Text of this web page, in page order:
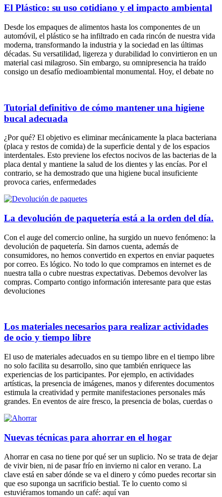
El Plástico: su uso cotidiano y el impacto ambiental
Desde los empaques de alimentos hasta los componentes de un
automóvil, el plástico se ha infiltrado en cada rincón de nuestra vida
moderna, transformando la industria y la sociedad en las últimas
décadas. Su versatilidad, ligereza y durabilidad lo convirtieron en un
material casi milagroso. Sin embargo, su omnipresencia ha traído
consigo un desafío medioambiental monumental. Hoy, el debate no
Tutorial definitivo de cómo mantener una higiene
bucal adecuada
¿Por qué? El objetivo es eliminar mecánicamente la placa bacteriana
(placa y restos de comida) de la superficie dental y de los espacios
interdentales. Esto previene los efectos nocivos de las bacterias de la
placa dental y mantiene la salud de los dientes y las encías. Por el
contrario, se ha demostrado que una higiene bucal insuficiente
provoca caries, enfermedades
La devolución de paquetería está a la orden del día.
Con el auge del comercio online, ha surgido un nuevo fenómeno: la
devolución de paquetería. Sin darnos cuenta, además de
consumidores, no hemos convertido en expertos en enviar paquetes
por correo. Es lógico. No todo lo que compramos en internet es de
nuestra talla o cubre nuestras expectativas. Debemos devolver las
compras. Comparto contigo información interesante para que estas
devoluciones
Los materiales necesarios para realizar actividades
de ocio y tiempo libre
El uso de materiales adecuados en su tiempo libre en el tiempo libre
no solo facilita su desarrollo, sino que también enriquece las
experiencias de los participantes. Por ejemplo, en actividades
artísticas, la presencia de imágenes, manos y diferentes documentos
estimula la creatividad y permite manifestaciones personales más
grandes. En eventos de aire fresco, la presencia de bolas, cuerdas o
Nuevas técnicas para ahorrar en el hogar
Ahorrar en casa no tiene por qué ser un suplicio. No se trata de dejar
de vivir bien, ni de pasar frío en invierno ni calor en verano. La
clave está en saber dónde se va el dinero y cómo puedes recortar sin
que eso suponga un sacrificio bestial. Te lo cuento como si
estuviéramos tomando un café: aquí van